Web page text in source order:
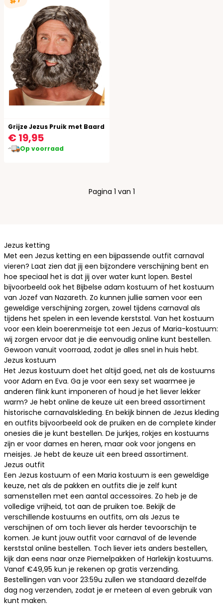
Grijze Jezus Pruik met Baard
€ 19,95
Op voorraad
Pagina 1 van 1
Jezus ketting
Met een Jezus ketting en een bijpassende outfit carnaval
vieren? Laat zien dat jij een bijzondere verschijning bent en
hoe speciaal het is dat jij over water kunt lopen. Bestel
bijvoorbeeld ook het Bijbelse adam kostuum of het kostuum
van Jozef van Nazareth. Zo kunnen jullie samen voor een
geweldige verschijning zorgen, zowel tijdens carnaval als
tijdens het spelen in een levende kerststal. Van het kostuum
voor een klein boerenmeisje tot een Jezus of Maria-kostuum:
wij zorgen ervoor dat je die eenvoudig online kunt bestellen.
Gewoon vanuit voorraad, zodat je alles snel in huis hebt.
Jezus kostuum
Het Jezus kostuum doet het altijd goed, net als de kostuums
voor Adam en Eva. Ga je voor een sexy set waarmee je
anderen flink kunt imponeren of houd je het liever lekker
warm? Je hebt online de keuze uit een breed assortiment
historische carnavalskleding. En bekijk binnen de Jezus kleding
en outfits bijvoorbeeld ook de pruiken en de complete kinder
onesies die je kunt bestellen. De jurkjes, rokjes en kostuums
zijn er voor dames en heren, maar ook voor jongens en
meisjes. Je hebt de keuze uit een breed assortiment.
Jezus outfit
Een Jezus kostuum of een Maria kostuum is een geweldige
keuze, net als de pakken en outfits die je zelf kunt
samenstellen met een aantal accessoires. Zo heb je de
volledige vrijheid, tot aan de pruiken toe. Bekijk de
verschillende kostuums en outfits, om als Jezus te
verschijnen of om toch liever als herder tevoorschijn te
komen. Je kunt jouw outfit voor carnaval of de levende
kerststal online bestellen. Toch liever iets anders bestellen,
kijk dan eens naar onze Piemelpakken of Harlekijn kostuums.
Vanaf €49,95 kun je rekenen op gratis verzending.
Bestellingen van voor 23:59u zullen we standaard dezelfde
dag nog verzenden, zodat je er meteen al even gebruik van
kunt maken.